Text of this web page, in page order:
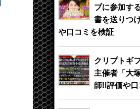
ブに参加す
書を送りつ
や口コミを検証
クリプトギ
主催者「大
師!!評価や